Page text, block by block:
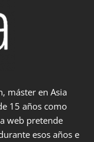
máster en Asia
15 años como
web pretende
esos años e